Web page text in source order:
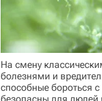
На смену
болезнями и
способные бороться
безопасны для людей